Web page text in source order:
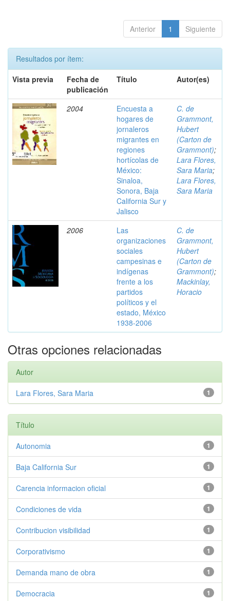
Anterior 1 Siguiente
Resultados por ítem:
Vista previa
Fecha de
publicación
Título Autor(es)
2004
Encuesta a
hogares de
jornaleros
migrantes en
regiones
hortícolas de
México:
Sinaloa,
Sonora, Baja
California Sur y
Jalisco
C. de
Grammont,
Hubert
(Carton de
Grammont);
Lara Flores,
Sara Maria;
Lara Flores,
Sara Maria
2006
Las
organizaciones
sociales
campesinas e
indígenas
frente a los
partidos
políticos y el
estado, México
1938-2006
C. de
Grammont,
Hubert
(Carton de
Grammont);
Mackinlay,
Horacio
Otras opciones relacionadas
Autor
1
Lara Flores, Sara Maria
Título
1
Autonomia
1
Baja California Sur
1
Carencia informacion oficial
1
Condiciones de vida
1
Contribucion visibilidad
1
Corporativismo
1
Demanda mano de obra
1
Democracia